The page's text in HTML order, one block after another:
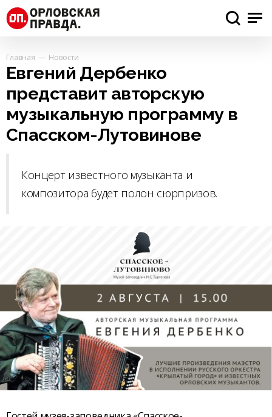
Главная Новости
Евгений Дербенко
представит авторскую
музыкальную программу в
Спасском-Лутовинове
Концерт известного музыканта и
композитора будет полон сюрпризов.